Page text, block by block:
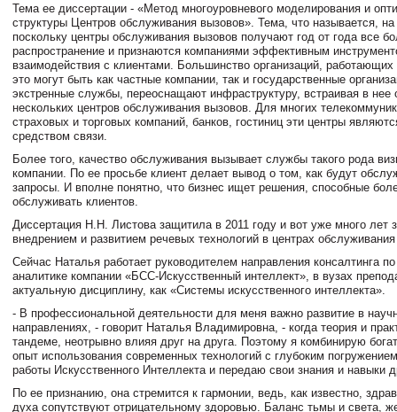
Тема ее диссертации - «Метод многоуровневого моделирования и
структуры Центров обслуживания вызовов». Тема, что называется,
поскольку центры обслуживания вызовов получают год от года все
распространение и признаются компаниями эффективным
взаимодействия с клиентами. Большинство организаций,
это могут быть как частные компании, так и государственные
экстренные службы, переоснащают инфраструктуру, встраивая в нее
нескольких центров обслуживания вызовов. Для многих
страховых и торговых компаний, банков, гостиниц эти центры
средством связи.
Более того, качество обслуживания вызывает службы такого рода
компании. По ее просьбе клиент делает вывод о том, как будут
запросы. И вполне понятно, что бизнес ищет решения, способные
обслуживать клиентов.
Диссертация Н.Н. Листова защитила в 2011 году и вот уже много лет
внедрением и развитием речевых технологий в центрах
Сейчас Наталья работает руководителем направления консалтинга
аналитике компании «БСС-Искусственный интеллект», в вузах
актуальную дисциплину, как «Системы искусственного интеллекта».
- В профессиональной деятельности для меня важно развитие в
направлениях, - говорит Наталья Владимировна, - когда теория и
тандеме, неотрывно влияя друг на друга. Поэтому я комбинирую
опыт использования современных технологий с глубоким
работы Искусственного Интеллекта и передаю свои знания и навыки
По ее признанию, она стремится к гармонии, ведь, как известно,
духа сопутствуют отрицательному здоровью. Баланс тьмы и света,